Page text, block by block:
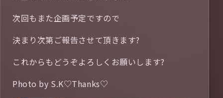
次回もまた企画予定ですので
決まり次第ご報告させて頂きます?
これからもどうぞよろしくお願いします?
Photo by S.K♡Thanks♡